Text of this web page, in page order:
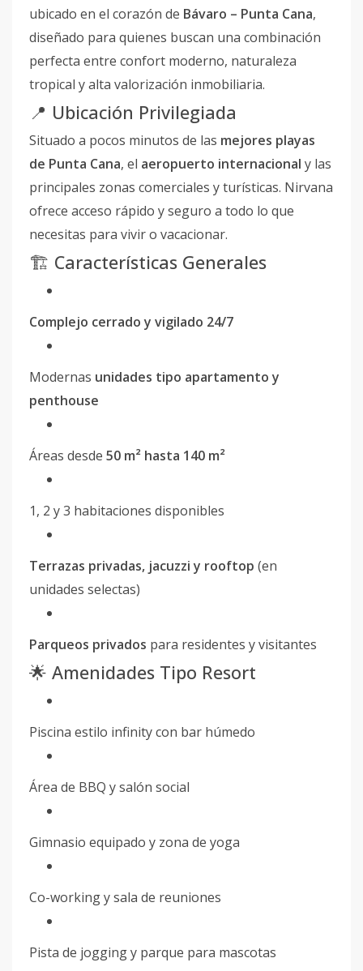
ubicado en el corazón de Bávaro – Punta Cana,
diseñado para quienes buscan una combinación
perfecta entre confort moderno, naturaleza
tropical y alta valorización inmobiliaria.
📍 Ubicación Privilegiada
Situado a pocos minutos de las mejores playas
de Punta Cana, el aeropuerto internacional y las
principales zonas comerciales y turísticas. Nirvana
ofrece acceso rápido y seguro a todo lo que
necesitas para vivir o vacacionar.
🏗️ Características Generales
Complejo cerrado y vigilado 24/7
Modernas unidades tipo apartamento y
penthouse
Áreas desde 50 m² hasta 140 m²
1, 2 y 3 habitaciones disponibles
Terrazas privadas, jacuzzi y rooftop (en
unidades selectas)
Parqueos privados para residentes y visitantes
🌟 Amenidades Tipo Resort
Piscina estilo infinity con bar húmedo
Área de BBQ y salón social
Gimnasio equipado y zona de yoga
Co-working y sala de reuniones
Pista de jogging y parque para mascotas